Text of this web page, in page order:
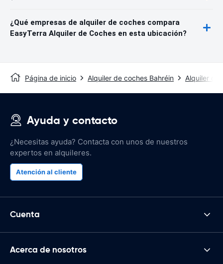
¿Qué empresas de alquiler de coches compara
EasyTerra Alquiler de Coches en esta ubicación?
Página de inicio Alquiler de coches Bahréin Alquiler de
Ayuda y contacto
¿Necesitas ayuda? Contacta con unos de nuestros
expertos en alquileres.
Atención al cliente
Cuenta
Acerca de nosotros